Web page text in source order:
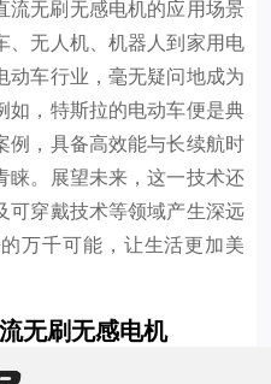
流无刷无感电机的应用场景
、无人机、机器人到家用电
动车行业，毫无疑问地成为
如，特斯拉的电动车便是典
例，具备高效能与长续航时
睐。展望未来，这一技术还
可穿戴技术等领域产生深远
万千可能，让生活更加美
无刷无感电机